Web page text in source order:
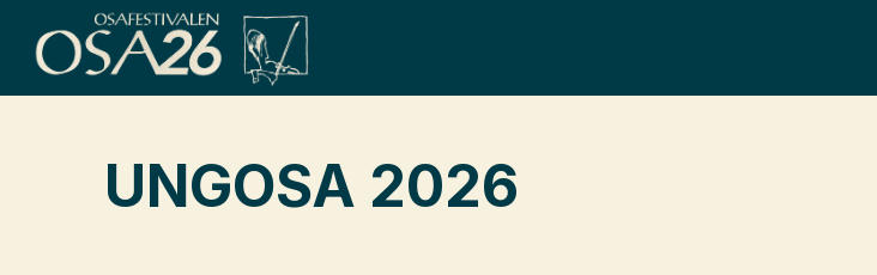
UNGOSA 2026